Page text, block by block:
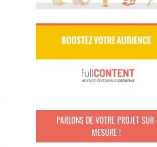
PARLONS DE VOTRE PROJET SUR-
MESURE !